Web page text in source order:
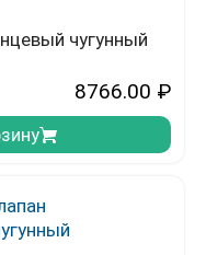
чугунный
8766.00 ₽